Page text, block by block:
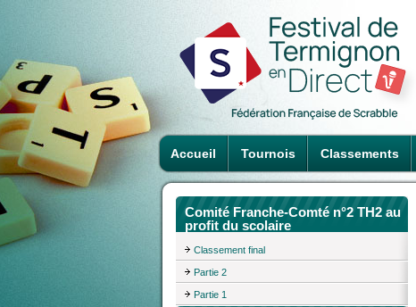
Accueil Tournois Classements
Comité Franche-Comté n°2 TH2 au
profit du scolaire
Classement final
Partie 2
Partie 1